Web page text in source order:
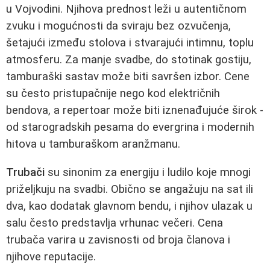
u Vojvodini. Njihova prednost leži u autentičnom
zvuku i mogućnosti da sviraju bez ozvučenja,
šetajući između stolova i stvarajući intimnu, toplu
atmosferu. Za manje svadbe, do stotinak gostiju,
tamburaški sastav može biti savršen izbor. Cene
su često pristupačnije nego kod električnih
bendova, a repertoar može biti iznenađujuće širok -
od starogradskih pesama do evergrina i modernih
hitova u tamburaškom aranžmanu.
Trubači su sinonim za energiju i ludilo koje mnogi
priželjkuju na svadbi. Obično se angažuju na sat ili
dva, kao dodatak glavnom bendu, i njihov ulazak u
salu često predstavlja vrhunac večeri. Cena
trubača varira u zavisnosti od broja članova i
njihove reputacije.